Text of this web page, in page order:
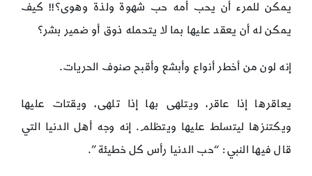
يمكن للمرء أن يحب أمه حب شهوة ولذة وهوى؟!! كيف
يمكن له أن يعقد عليها بما لا يتحمله ذوق أو ضمير بشر؟
إنه لون من أخطر أنواع وأبشع وأقبح صنوف الحريات.
يعاقرها إذا عاقر، ويتلهى بها إذا تلهى، ويقتات عليها
ويكتنزها ليتسلط عليها ويتظلم. إنه وجه أهل الدنيا التي
قال فيها النبي: “حب الدنيا رأس كل خطيئة”.